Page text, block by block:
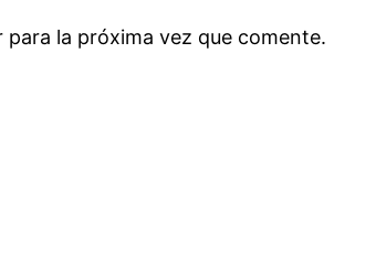
la próxima vez que comente.